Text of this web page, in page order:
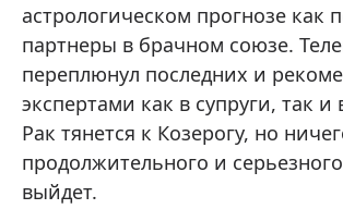
астрологическом прогнозе как
партнеры в брачном союзе.
переплюнул последних и
экспертами как в супруги, так и
Рак тянется к Козерогу, но
продолжительного и
выйдет.